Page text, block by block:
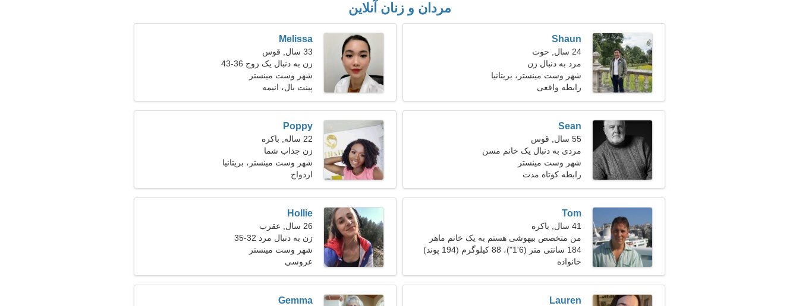
مردان و زنان آنلاین
Shaun
24 سال, حوت
مرد به دنبال زن
شهر وست مینستر، بریتانیا
رابطه واقعی
Melissa
33 سال, قوس
زن به دنبال یک زوج 36-43
شهر وست مینستر
پینت بال، انیمه
Sean
55 سال, قوس
مردی به دنبال یک خانم مسن
شهر وست مینستر
رابطه کوتاه مدت
Poppy
22 ساله, باکره
زن جذاب شما
شهر وست مینستر، بریتانیا
ازدواج
Tom
41 سال, باکره
من متخصص بیهوشی هستم به یک خانم ماهر
نیازمندم
184 سانتی متر (6'1")، 88 کیلوگرم (194 پوند)
خانواده
Hollie
26 سال, عقرب
زن به دنبال مرد 32-35
شهر وست مینستر
عروسی
Lauren
Gemma